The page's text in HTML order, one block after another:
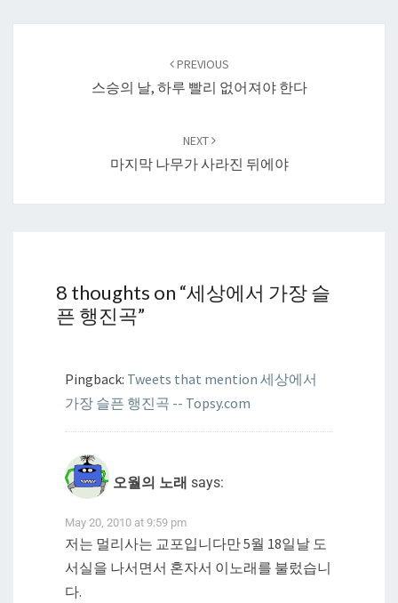
PREVIOUS
스승의 날, 하루 빨리 없어져야 한다
NEXT
마지막 나무가 사라진 뒤에야
8 thoughts on “세상에서 가장 슬
픈 행진곡”
Pingback: Tweets that mention 세상에서
가장 슬픈 행진곡 -- Topsy.com
오월의 노래 says:
May 20, 2010 at 9:59 pm
저는 멀리사는 교포입니다만 5월 18일날 도
서실을 나서면서 혼자서 이노래를 불렀습니
다.